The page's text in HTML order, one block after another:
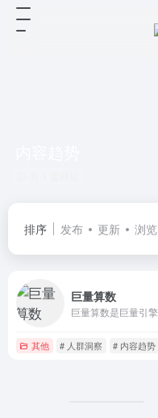
排序 发布 更新 浏览
巨量算数
其他 # 人群洞察 # 内容趋势